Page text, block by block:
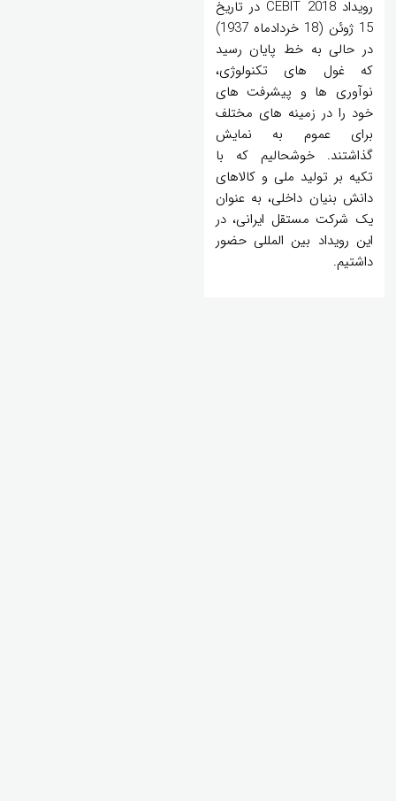
رویداد CEBIT 2018 در تاریخ
15 ژوئن (18 خردادماه 1937)
در حالی به خط پایان رسید
که غول های تکنولوژی،
نوآوری ها و پیشرفت های
خود را در زمینه های مختلف
برای عموم به نمایش
گذاشتند. خوشحالیم که با
تکیه بر تولید ملی و کالاهای
دانش بنیان داخلی، به عنوان
یک شرکت مستقل ایرانی، در
این رویداد بین المللی حضور
داشتیم.